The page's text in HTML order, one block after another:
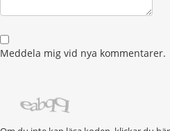
Meddela mig vid nya kommentarer.